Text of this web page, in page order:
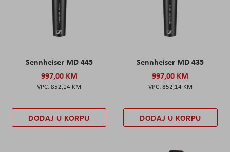
Sennheiser MD 445
997,00 KM
852,14 KM
DODAJ U KORPU
Sennheiser MD 435
997,00 KM
852,14 KM
DODAJ U KORPU